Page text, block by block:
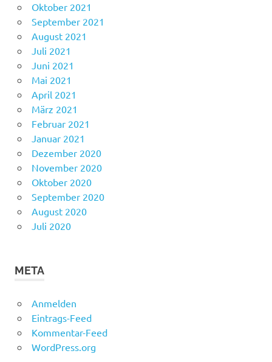
Oktober 2021
September 2021
August 2021
Juli 2021
Juni 2021
Mai 2021
April 2021
März 2021
Februar 2021
Januar 2021
Dezember 2020
November 2020
Oktober 2020
September 2020
August 2020
Juli 2020
META
Anmelden
Eintrags-Feed
Kommentar-Feed
WordPress.org